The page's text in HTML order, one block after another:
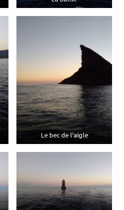
Le bec de l’aigle